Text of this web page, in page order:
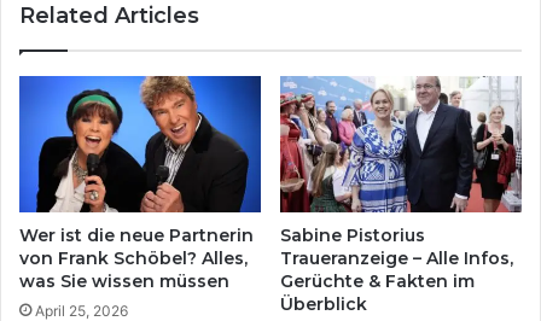
Related Articles
Wer ist die neue Partnerin
von Frank Schöbel? Alles,
was Sie wissen müssen
April 25, 2026
Sabine Pistorius
Traueranzeige – Alle Infos,
Gerüchte & Fakten im
Überblick